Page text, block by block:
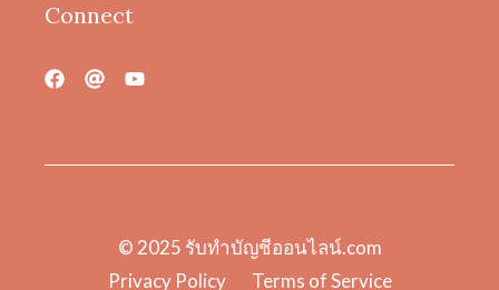
Connect
© 2025 รับทําบัญชีออนไลน์.com
Privacy Policy
Terms of Service